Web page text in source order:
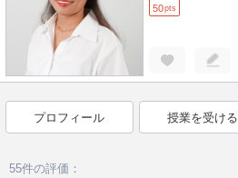
50pts
プロフィール 授業を受ける
55件の評価：